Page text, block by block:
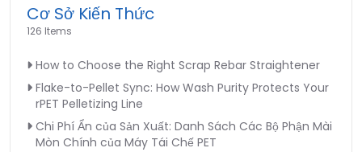
Cơ Sở Kiến Thức
126 Items
How to Choose the Right Scrap Rebar Straightener
Flake-to-Pellet Sync: How Wash Purity Protects Your
rPET Pelletizing Line
Chi Phí Ẩn của Sản Xuất: Danh Sách Các Bộ Phận Mài
Mòn Chính của Máy Tái Chế PET